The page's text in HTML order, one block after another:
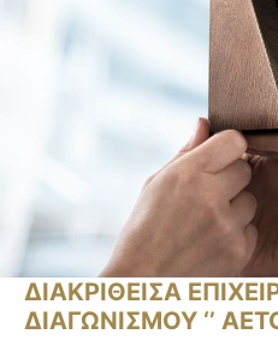
ΔΙΑΚΡΙΘΕΙΣΑ
ΔΙΑΓΩΝΙΣΜΟΥ ‘’